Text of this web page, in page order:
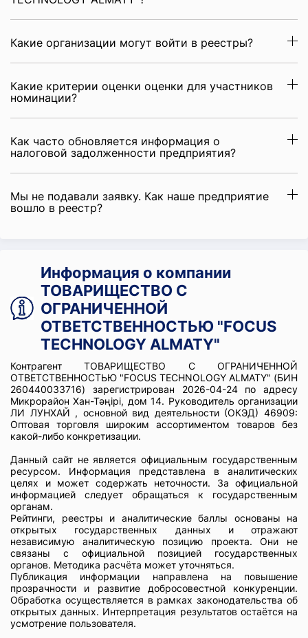
Какие организации могут войти в реестры?
Какие критерии оценки оценки для участников
номинации?
Как часто обновляется информация о
налоговой задолженности предприятия?
Мы не подавали заявку. Как наше предприятие
вошло в реестр?
Информация о компании
ТОВАРИЩЕСТВО С
ОГРАНИЧЕННОЙ
ОТВЕТСТВЕННОСТЬЮ "FOCUS
TECHNOLOGY ALMATY"
Контрагент ТОВАРИЩЕСТВО С ОГРАНИЧЕННОЙ
ОТВЕТСТВЕННОСТЬЮ "FOCUS TECHNOLOGY ALMATY" (БИН
260440033716) зарегистрирован 2026-04-24 по адресу
Микрорайон Хан-Тәңiрi, дом 14. Руководитель организации
ЛИ ЛУНХАЙ , основной вид деятельности (ОКЭД) 46909:
Оптовая торговля широким ассортиментом товаров без
какой-либо конкретизации.
Данный сайт не является официальным государственным
ресурсом. Информация представлена в аналитических
целях и может содержать неточности. За официальной
информацией следует обращаться к государственным
органам.
Рейтинги, реестры и аналитические баллы основаны на
открытых государственных данных и отражают
независимую аналитическую позицию проекта. Они не
связаны с официальной позицией государственных
органов. Методика расчёта может уточняться.
Публикация информации направлена на повышение
прозрачности и развитие добросовестной конкуренции.
Обработка осуществляется в рамках законодательства об
открытых данных. Интерпретация результатов остаётся на
усмотрение пользователя.